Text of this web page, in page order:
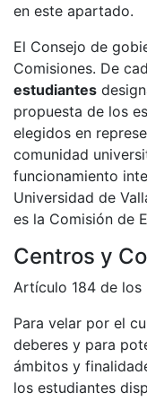
en este apartado.
El Consejo de
Comisiones. De
estudiantes
propuesta de los
elegidos en
comunidad
funcionamiento
Universidad de
es la Comisión de
Centros y
Artículo 184 de los
Para velar por el
deberes y para
ámbitos y
los estudiantes